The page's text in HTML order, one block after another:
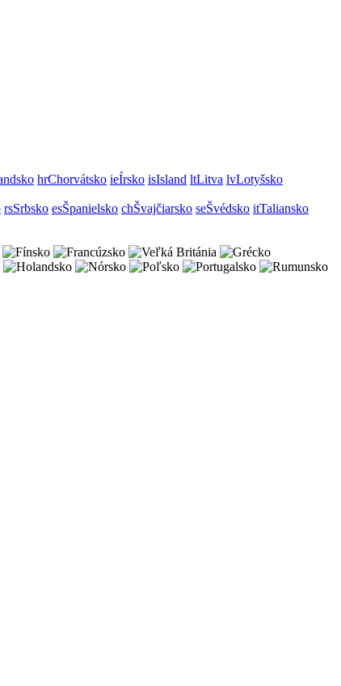
hrChorvátsko ieÍrsko isIsland ltLitva lvLotyšsko
rsSrbsko esŠpanielsko chŠvajčiarsko seŠvédsko itTaliansko